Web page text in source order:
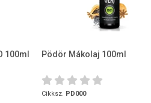
100ml Pödör Mákolaj 100ml
Cikksz. PD000